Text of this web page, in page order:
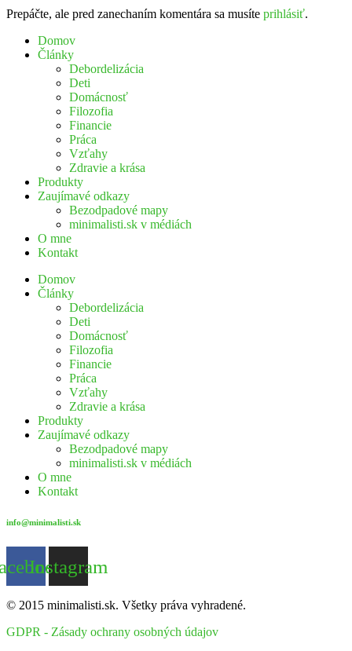
Prepáčte, ale pred zanechaním komentára sa musíte prihlásiť.
Domov
Články
Debordelizácia
Deti
Domácnosť
Filozofia
Financie
Práca
Vzťahy
Zdravie a krása
Produkty
Zaujímavé odkazy
Bezodpadové mapy
minimalisti.sk v médiách
O mne
Kontakt
Domov
Články
Debordelizácia
Deti
Domácnosť
Filozofia
Financie
Práca
Vzťahy
Zdravie a krása
Produkty
Zaujímavé odkazy
Bezodpadové mapy
minimalisti.sk v médiách
O mne
Kontakt
info@minimalisti.sk
Instagram
© 2015 minimalisti.sk. Všetky práva vyhradené.
GDPR - Zásady ochrany osobných údajov